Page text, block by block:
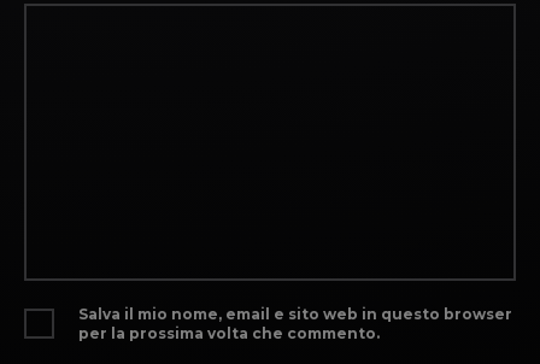
Salva il mio nome, email e sito web in questo browser
per la prossima volta che commento.